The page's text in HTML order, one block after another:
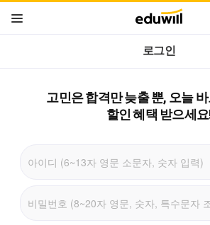
로그인
고민은 합격만 늦출 뿐, 오늘
할인 혜택 받으세